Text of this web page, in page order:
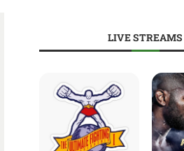
LIVE STREAMS